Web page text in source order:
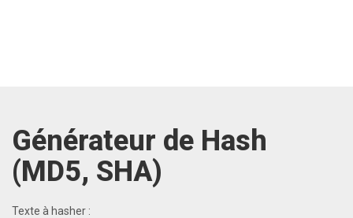
Générateur de Hash
(MD5, SHA)
Texte à hasher :